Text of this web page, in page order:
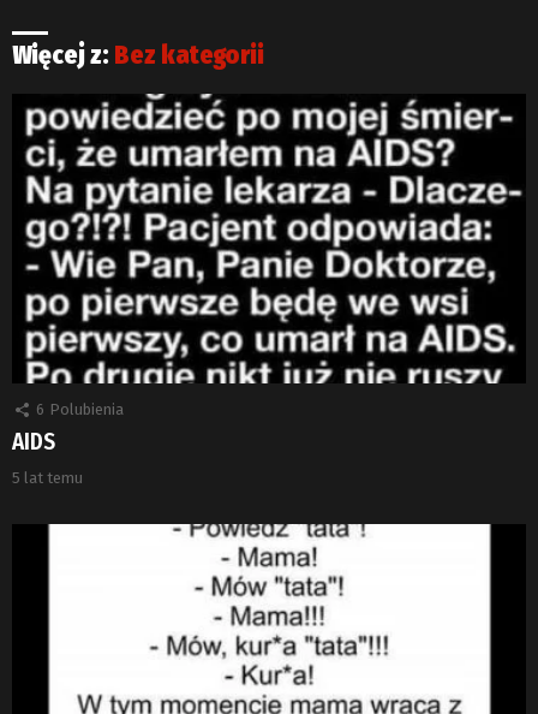
Więcej z: Bez kategorii
6 Polubienia
AIDS
5 lat temu